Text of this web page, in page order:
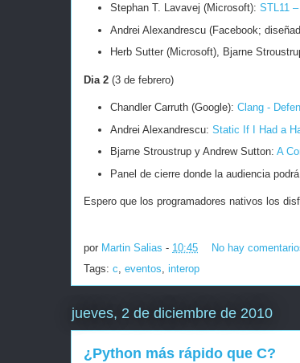
Stephan T. Lavavej (Microsoft): STL11
Andrei Alexandrescu (Facebook;
Herb Sutter (Microsoft), Bjarne
Dia 2 (3 de febrero)
Chandler Carruth (Google): Clang -
Andrei Alexandrescu: Static If I Had a
Bjarne Stroustrup y Andrew Sutton: A
Panel de cierre donde la audiencia
Espero que los programadores nativos los
por Martin Salias - 10:45
No hay
Tags: c, eventos, interop
jueves, 2 de diciembre de 2010
¿Python más rápido que C?